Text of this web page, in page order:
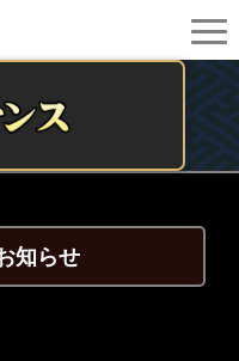
知らせ